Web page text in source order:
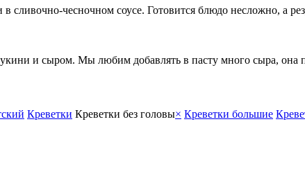
сливочно-чесночном соусе. Готовится блюдо несложно, а
и сыром. Мы любим добавлять в пасту много сыра, она
Креветки Креветки без головы× Креветки большие